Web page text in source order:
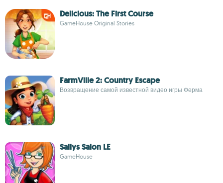
Delicious: The First Course
GameHouse Original Stories
FarmVille 2: Country Escape
Возвращение самой известной видео игры Ферма
Sallys Salon LE
GameHouse